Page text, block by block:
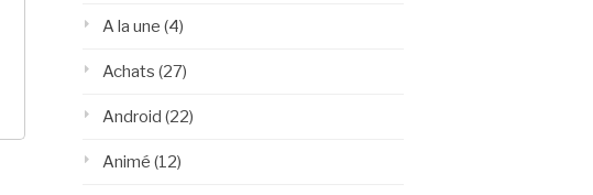
A la une (4)
Achats (27)
Android (22)
Animé (12)